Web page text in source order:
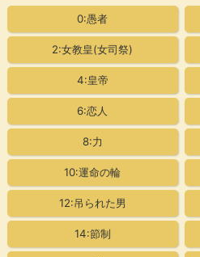
0:愚者
2:女教皇(女司祭)
4:皇帝
6:恋人
8:力
10:運命の輪
12:吊られた男
14:節制